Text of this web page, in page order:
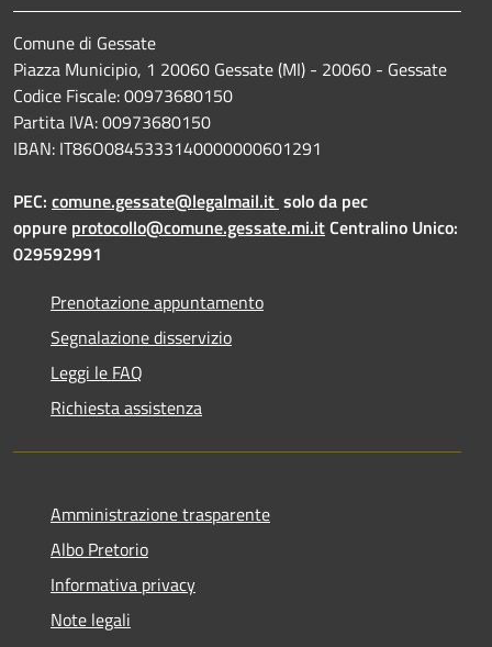
Comune di Gessate
Piazza Municipio, 1 20060 Gessate (MI) - 20060 - Gessate
Codice Fiscale: 00973680150
Partita IVA: 00973680150
IBAN: IT86O0845333140000000601291
PEC: comune.gessate@legalmail.it solo da pec
oppure protocollo@comune.gessate.mi.itCentralino Unico:
029592991
Prenotazione appuntamento
Segnalazione disservizio
Leggi le FAQ
Richiesta assistenza
Amministrazione trasparente
Albo Pretorio
Informativa privacy
Note legali